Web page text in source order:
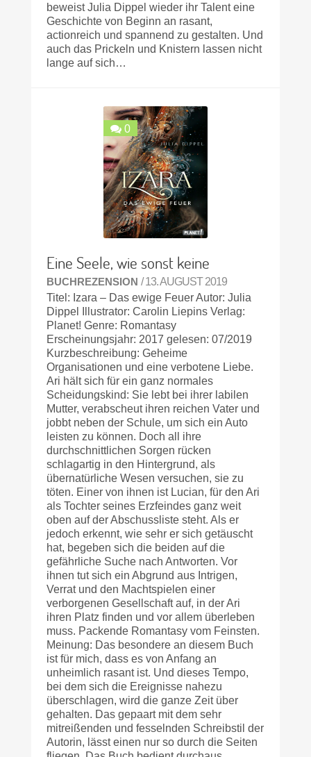
beweist Julia Dippel wieder ihr Talent eine
Geschichte von Beginn an rasant,
actionreich und spannend zu gestalten. Und
auch das Prickeln und Knistern lassen nicht
lange auf sich…
0
Eine Seele, wie sonst keine
BUCHREZENSION / 13. AUGUST 2019
Titel: Izara – Das ewige Feuer Autor: Julia
Dippel Illustrator: Carolin Liepins Verlag:
Planet! Genre: Romantasy
Erscheinungsjahr: 2017 gelesen: 07/2019
Kurzbeschreibung: Geheime
Organisationen und eine verbotene Liebe.
Ari hält sich für ein ganz normales
Scheidungskind: Sie lebt bei ihrer labilen
Mutter, verabscheut ihren reichen Vater und
jobbt neben der Schule, um sich ein Auto
leisten zu können. Doch all ihre
durchschnittlichen Sorgen rücken
schlagartig in den Hintergrund, als
übernatürliche Wesen versuchen, sie zu
töten. Einer von ihnen ist Lucian, für den Ari
als Tochter seines Erzfeindes ganz weit
oben auf der Abschussliste steht. Als er
jedoch erkennt, wie sehr er sich getäuscht
hat, begeben sich die beiden auf die
gefährliche Suche nach Antworten. Vor
ihnen tut sich ein Abgrund aus Intrigen,
Verrat und den Machtspielen einer
verborgenen Gesellschaft auf, in der Ari
ihren Platz finden und vor allem überleben
muss. Packende Romantasy vom Feinsten.
Meinung: Das besondere an diesem Buch
ist für mich, dass es von Anfang an
unheimlich rasant ist. Und dieses Tempo,
bei dem sich die Ereignisse nahezu
überschlagen, wird die ganze Zeit über
gehalten. Das gepaart mit dem sehr
mitreißenden und fesselnden Schreibstil der
Autorin, lässt einen nur so durch die Seiten